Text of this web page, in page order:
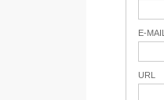
E-MAIL
URL